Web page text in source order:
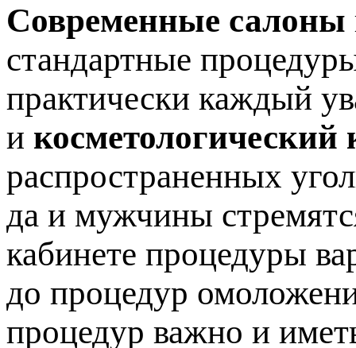
Современные салоны
стандартные
практически каждый
и косметологический
распространенных
да и мужчины
кабинете процедуры
до процедур
процедур важно и